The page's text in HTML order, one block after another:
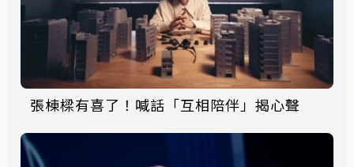
張棟樑有喜了！喊話「互相陪伴」揭心聲